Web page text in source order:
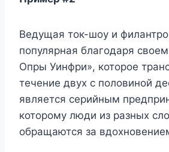
Ведущая ток-шоу и
популярная благодаря
Опры Уинфри», которое
течение двух с половиной
является серийным
которому люди из разных
обращаются за